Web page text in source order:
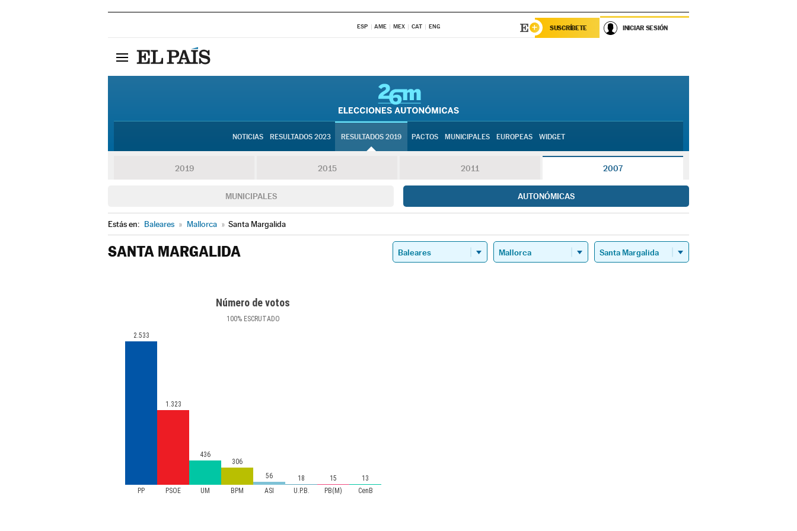
ESP AME MEX CAT ENG SUSCRÍBETE INICIAR SESIÓN
NOTICIAS RESULTADOS 2023 RESULTADOS 2019 PACTOS MUNICIPALES EUROPEAS WIDGET
2019 2015 2011 2007
MUNICIPALES AUTONÓMICAS
Estás en: Baleares » Mallorca » Santa Margalida
SANTA MARGALIDA
Número de votos
100%ESCRUTADO
PP PSOE UM BPM ASI U.P.B. PB(M) CenB
2.533
1.323
436
306
56
18 15 13